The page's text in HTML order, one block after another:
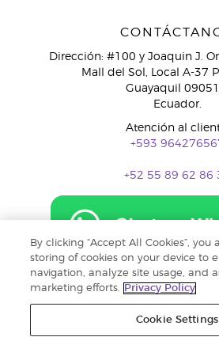
Dirección: #100 y Joaquin J.
Mall del Sol, Local A-37
Guayaquil
Ecuador.
Atención al
+593
+52 55 89 62 86
By clicking “Accept All Cookies”, you
storing of cookies on your device to
navigation, analyze site usage, and
marketing efforts.
Privacy Policy
Cookie Settings